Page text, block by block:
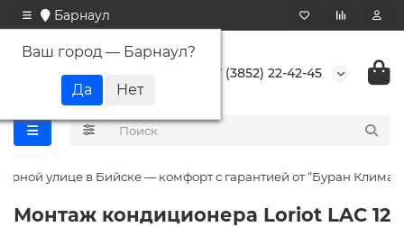
Барнаул
Ваш город — Барнаул?
+7 (3852) 22-42-45
улице в Бийске — комфорт с гарантией от “Буран Климат”
Монтаж кондиционера Loriot LAC 12